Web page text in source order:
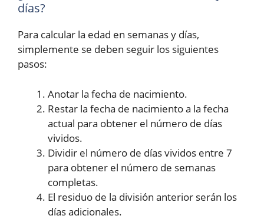
días?
Para calcular la edad en semanas y días,
simplemente se deben seguir los siguientes
pasos:
Anotar la fecha de nacimiento.
Restar la fecha de nacimiento a la fecha
actual para obtener el número de días
vividos.
Dividir el número de días vividos entre 7
para obtener el número de semanas
completas.
El residuo de la división anterior serán los
días adicionales.